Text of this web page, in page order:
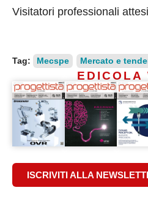
Visitatori professionali
Tag: Mecspe Mercato e
EDICOLA
ISCRIVITI ALLA